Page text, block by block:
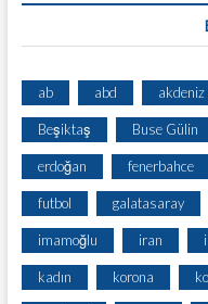
ab abd akdeniz
Beşiktaş Buse Gülin
erdoğan fenerbahce
futbol galatasaray
imamoğlu iran
kadın korona